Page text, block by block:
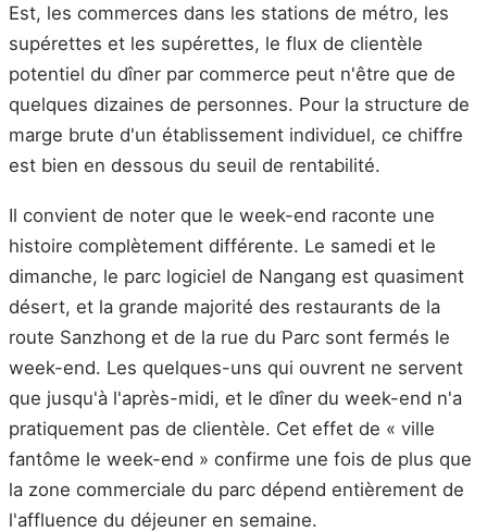
Est, les commerces dans les stations de métro, les
supérettes et les supérettes, le flux de clientèle
potentiel du dîner par commerce peut n'être que de
quelques dizaines de personnes. Pour la structure de
marge brute d'un établissement individuel, ce chiffre
est bien en dessous du seuil de rentabilité.
Il convient de noter que le week-end raconte une
histoire complètement différente. Le samedi et le
dimanche, le parc logiciel de Nangang est quasiment
désert, et la grande majorité des restaurants de la
route Sanzhong et de la rue du Parc sont fermés le
week-end. Les quelques-uns qui ouvrent ne servent
que jusqu'à l'après-midi, et le dîner du week-end n'a
pratiquement pas de clientèle. Cet effet de « ville
fantôme le week-end » confirme une fois de plus que
la zone commerciale du parc dépend entièrement de
l'affluence du déjeuner en semaine.